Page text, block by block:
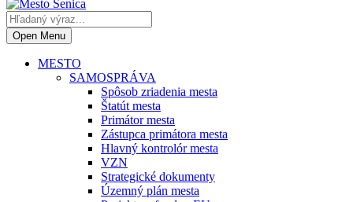
Open Menu
MESTO
SAMOSPRÁVA
Spôsob zriadenia mesta
Štatút mesta
Primátor mesta
Zástupca primátora mesta
Hlavný kontrolór mesta
VZN
Strategické dokumenty
Územný plán mesta